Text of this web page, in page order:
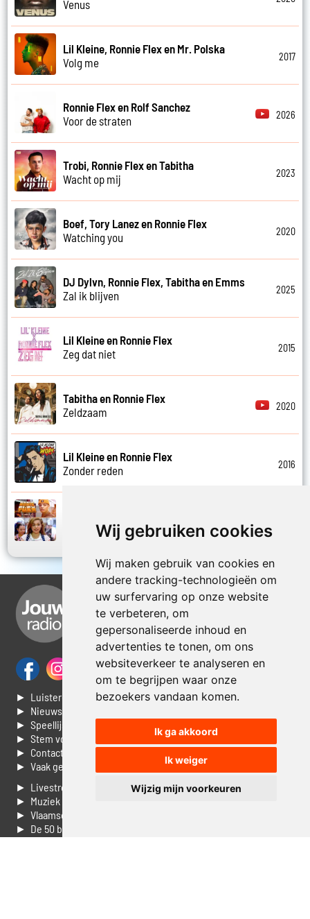
Wij gebruiken cookies
Wij maken gebruik van cookies en
andere tracking-technologieën om
uw surfervaring op onze website
te verbeteren, om
gepersonaliseerde inhoud en
advertenties te tonen, om ons
websiteverkeer te analyseren en
om te begrijpen waar onze
bezoekers vandaan komen.
Ik ga akkoord
Ik weiger
Wijzig mijn voorkeuren
Venus
Lil Kleine, Ronnie Flex en Mr. Polska
Volg me
2017
Ronnie Flex en Rolf Sanchez
Voor de straten
2026
Trobi, Ronnie Flex en Tabitha
Wacht op mij
2023
Boef, Tory Lanez en Ronnie Flex
Watching you
2020
DJ Dylvn, Ronnie Flex, Tabitha en Emms
Zal ik blijven
2025
Lil Kleine en Ronnie Flex
Zeg dat niet
2015
Tabitha en Ronnie Flex
Zeldzaam
2020
Lil Kleine en Ronnie Flex
Zonder reden
2016
► Luisteren naar Jouwradio
► Nieuws
► Speellijst
► Stem voor de Dag top 3
► Contacteer ons
► Vaak gestelde vragen
► Livestream informatie
► Muziek opzoeken
► Vlaamse 100 Aller tijden
► De 50 beste van...